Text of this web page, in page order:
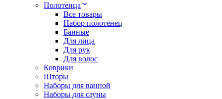
Полотенца
Все товары
Набор полотенец
Банные
Для лица
Для рук
Для волос
Коврики
Шторы
Наборы для ванной
Наборы для сауны